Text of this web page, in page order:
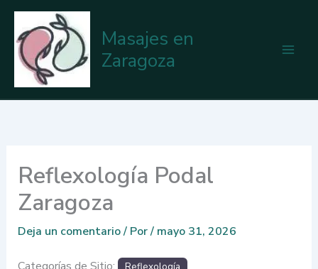
contenido
Masajes en
Zaragoza
Reflexología Podal
Zaragoza
Deja un comentario/ Por/ mayo 31, 2026